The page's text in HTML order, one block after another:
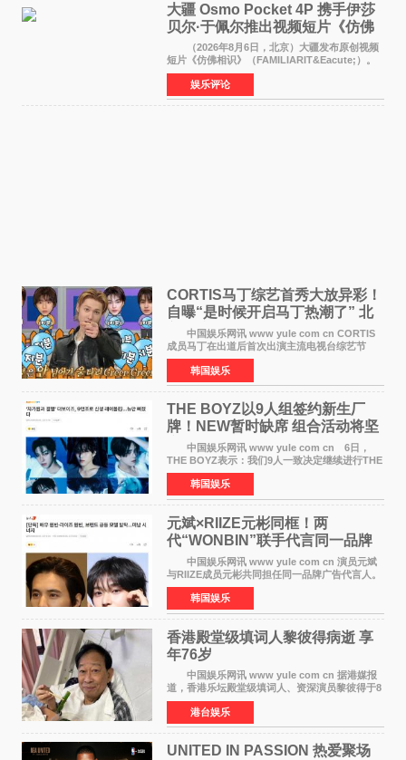
大疆 Osmo Pocket 4P 携手伊莎
贝尔·于佩尔推出视频短片《仿佛
相识》
（2026年8月6日，北京）大疆发布原创视频
短片《仿佛相识》（FAMILIARIT&Eacute;）。
视频短片由戛纳国际电影节最佳女演员伊莎贝尔·
于佩尔（Isabelle Huppert）主演，全程使用大
疆首款双主摄口
娱乐评论
CORTIS马丁综艺首秀大放异彩！
自曝“是时候开启马丁热潮了” 北
美巡演火热进行中
中国娱乐网讯 www yule com cn CORTIS
成员马丁在出道后首次出演主流电视台综艺节
目，展现了多才多艺的魅力。 马丁出演了5日
播出的MBC《Radio Star》Fashion与Passion
之间，I&lsquo;m
韩国娱乐
THE BOYZ以9人组签约新生厂
牌！NEW暂时缺席 组合活动将坚
定不移继续
中国娱乐网讯 www yule com cn 6日，
THE BOYZ表示：我们9人一致决定继续进行THE
BOYZ组合活动，并且已经完成了组合团体活动
签约。目前正在新生厂牌下进行活动准备。尚未
离开THE BOYZ原所
韩国娱乐
元斌×RIIZE元彬同框！两
代“WONBIN”联手代言同一品牌
颜值天花板合体
中国娱乐网讯 www yule com cn 演员元斌
与RIIZE成员元彬共同担任同一品牌广告代言人。
6日据独家报道，继演员元斌之后，RIIZE元彬最
近也被选为某在线中介平台A公司的共同广告代言
人，两人将作
韩国娱乐
香港殿堂级填词人黎彼得病逝 享
年76岁​
中国娱乐网讯 www yule com cn 据港媒报
道，香港乐坛殿堂级填词人、资深演员黎彼得于8
月5日上午因病离世，终年76岁。好友钟志光透
露，黎彼得今年3月中风后便卧床休养，身体机能
持续衰退，最
港台娱乐
UNITED IN PASSION 热爱聚场